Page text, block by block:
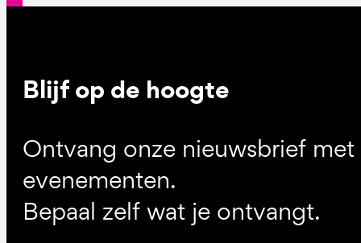
Blijf op de hoogte
Ontvang onze nieuwsbrief
evenementen.
Bepaal zelf wat je ontvangt.